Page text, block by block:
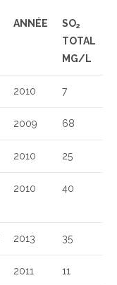
ANNÉE SO2
TOTAL
MG/L
2010 7
2009 68
2010 25
2010 40
2013 35
2011 11